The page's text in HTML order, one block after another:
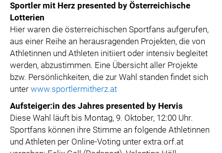
Sportler mit Herz presented by Österreichische
Lotterien
Hier waren die österreichischen Sportfans aufgerufen,
aus einer Reihe an herausragenden Projekten, die von
Athletinnen und Athleten initiiert oder intensiv begleitet
werden, abzustimmen. Eine Übersicht aller Projekte
bzw. Persönlichkeiten, die zur Wahl standen findet sich
unter www.sportlermitherz.at
Aufsteiger:in des Jahres presented by Hervis
Diese Wahl läuft bis Montag, 9. Oktober, 12:00 Uhr.
Sportfans können ihre Stimme an folgende Athletinnen
und Athleten per Online-Voting unter extra.orf.at